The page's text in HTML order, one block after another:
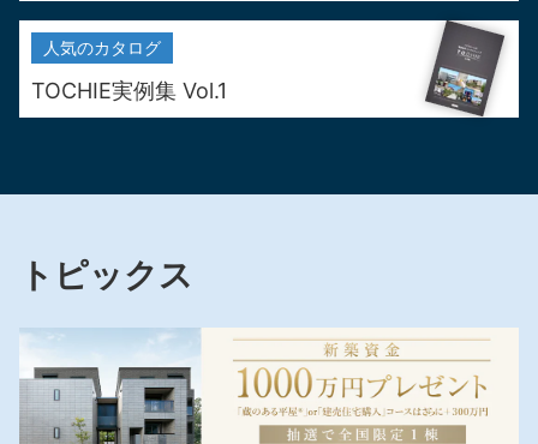
人気のカタログ
TOCHIE実例集 Vol.1
トピックス